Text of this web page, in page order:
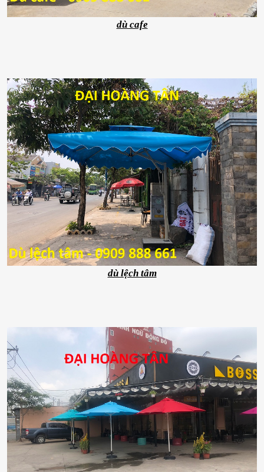
dù cafe
dù lệch tâm